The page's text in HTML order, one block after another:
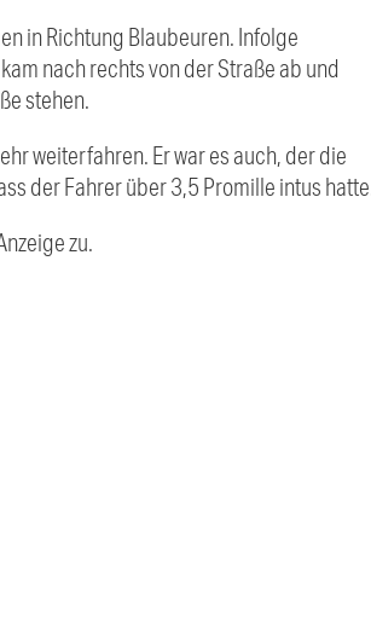
in Richtung Blaubeuren. Infolge
nach rechts von der Straße ab und
stehen.
weiterfahren. Er war es auch, der die
der Fahrer über 3,5 Promille intus
zu.